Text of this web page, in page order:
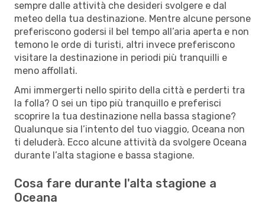
sempre dalle attività che desideri svolgere e dal
meteo della tua destinazione. Mentre alcune persone
preferiscono godersi il bel tempo all’aria aperta e non
temono le orde di turisti, altri invece preferiscono
visitare la destinazione in periodi più tranquilli e
meno affollati.
Ami immergerti nello spirito della città e perderti tra
la folla? O sei un tipo più tranquillo e preferisci
scoprire la tua destinazione nella bassa stagione?
Qualunque sia l’intento del tuo viaggio, Oceana non
ti deluderà. Ecco alcune attività da svolgere Oceana
durante l’alta stagione e bassa stagione.
Cosa fare durante l'alta stagione a
Oceana